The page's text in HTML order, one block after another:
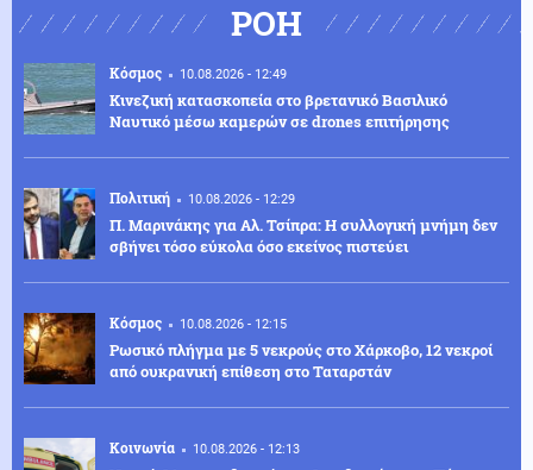
ΡΟΗ
Κόσμος 10.08.2026 - 12:49
Κινεζική κατασκοπεία στο βρετανικό Βασιλικό
Ναυτικό μέσω καμερών σε drones επιτήρησης
Πολιτική 10.08.2026 - 12:29
Π. Μαρινάκης για Αλ. Τσίπρα: Η συλλογική μνήμη δεν
σβήνει τόσο εύκολα όσο εκείνος πιστεύει
Κόσμος 10.08.2026 - 12:15
Ρωσικό πλήγμα με 5 νεκρούς στο Χάρκοβο, 12 νεκροί
από ουκρανική επίθεση στο Ταταρστάν
Κοινωνία 10.08.2026 - 12:13